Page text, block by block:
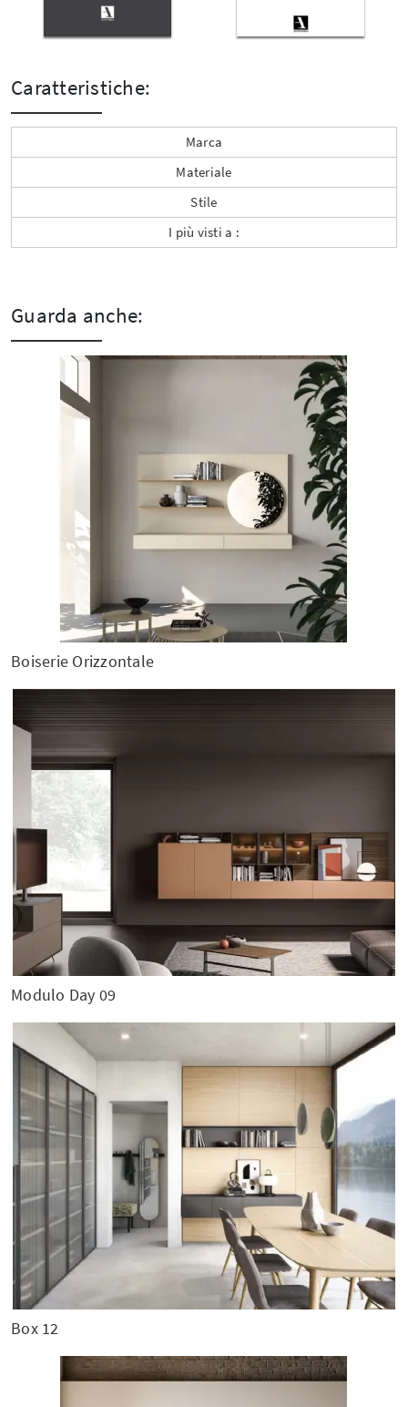
Caratteristiche:
Marca
Materiale
Stile
I più visti a :
Guarda anche:
Boiserie Orizzontale
Modulo Day 09
Box 12